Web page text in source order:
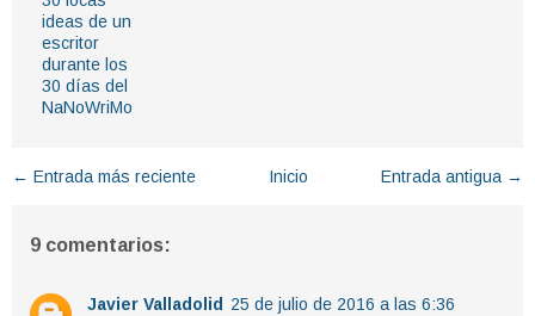
ideas de un
escritor
durante los
30 días del
NaNoWriMo
← Entrada más reciente Entrada antigua →
Inicio
9 comentarios:
Javier Valladolid
25 de julio de 2016 a las 6:36